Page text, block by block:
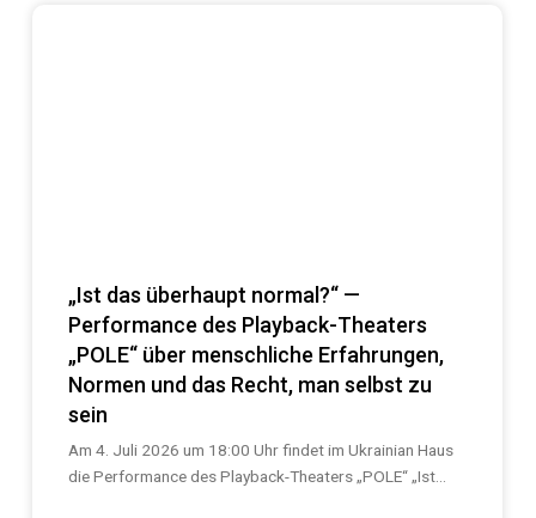
„Ist das überhaupt normal?“ —
Performance des Playback-Theaters
„POLE“ über menschliche Erfahrungen,
Normen und das Recht, man selbst zu
sein
Am 4. Juli 2026 um 18:00 Uhr findet im Ukrainian Haus
die Performance des Playback-Theaters „POLE“ „Ist...